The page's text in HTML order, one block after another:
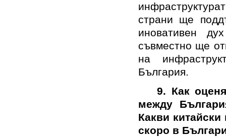
страни ще
иновативен
съвместно ще
на
България.
9. Как
между
Какви
скоро в